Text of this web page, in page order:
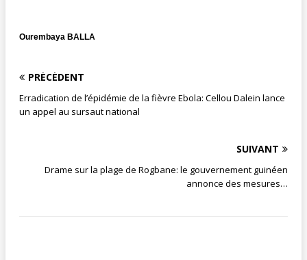
Ourembaya BALLA
PRÉCÉDENT
Erradication de l’épidémie de la fièvre Ebola: Cellou Dalein lance
un appel au sursaut national
SUIVANT
Drame sur la plage de Rogbane: le gouvernement guinéen
annonce des mesures…